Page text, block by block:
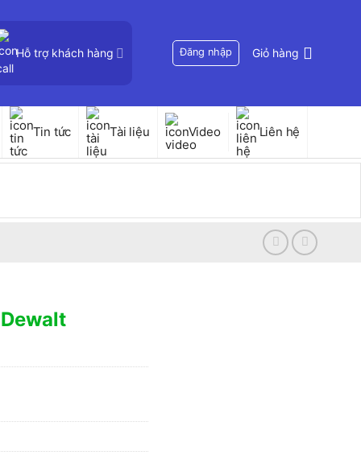
Hỗ trợ khách hàng Đăng nhập Giỏ hàng
Tin tức Tài liệu Video Liên hệ